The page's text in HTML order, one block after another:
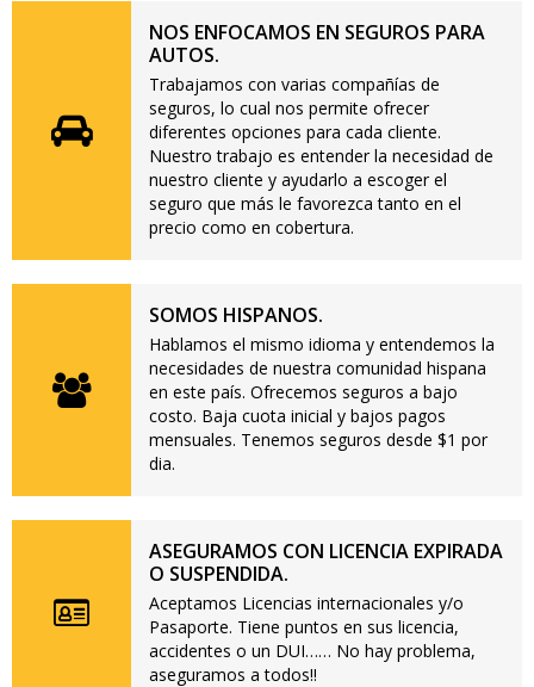
NOS ENFOCAMOS EN SEGUROS PARA
AUTOS.
Trabajamos con varias compañías de
seguros, lo cual nos permite ofrecer
diferentes opciones para cada cliente.
Nuestro trabajo es entender la necesidad de
nuestro cliente y ayudarlo a escoger el
seguro que más le favorezca tanto en el
precio como en cobertura.
SOMOS HISPANOS.
Hablamos el mismo idioma y entendemos la
necesidades de nuestra comunidad hispana
en este país. Ofrecemos seguros a bajo
costo. Baja cuota inicial y bajos pagos
mensuales. Tenemos seguros desde $1 por
dia.
ASEGURAMOS CON LICENCIA EXPIRADA
O SUSPENDIDA.
Aceptamos Licencias internacionales y/o
Pasaporte. Tiene puntos en sus licencia,
accidentes o un DUI…… No hay problema,
aseguramos a todos!!